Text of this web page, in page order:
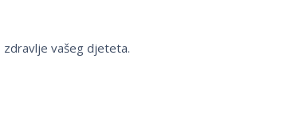
zdravlje vašeg djeteta.